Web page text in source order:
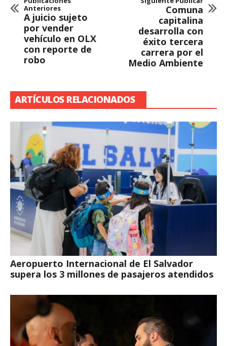
Anteriores
A juicio sujeto
por vender
vehículo en OLX
con reporte de
robo
Comuna
capitalina
desarrolla con
éxito tercera
carrera por el
Medio Ambiente
ARTÍCULOS RELACIONADOS
Aeropuerto Internacional de El Salvador
supera los 3 millones de pasajeros atendidos